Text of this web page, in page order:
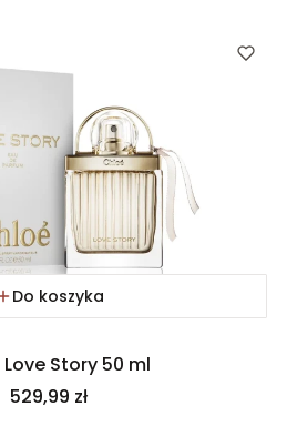
Do koszyka
Story 50 ml
Cena
529,99 zł